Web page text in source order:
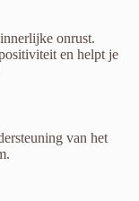
onrust.
en helpt je
van het